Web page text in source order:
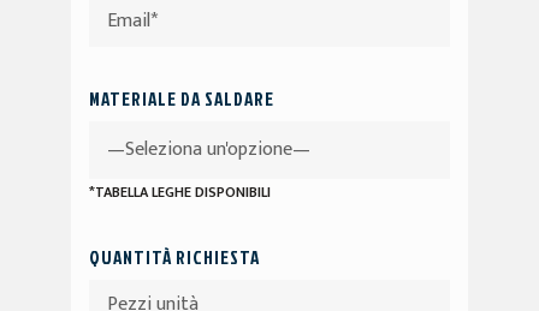
MATERIALE DA SALDARE
*TABELLA LEGHE DISPONIBILI
QUANTITÀ RICHIESTA